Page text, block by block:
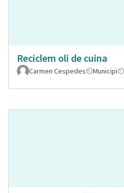
Reciclem oli de cuina
Carmen Cespedes
Municipi